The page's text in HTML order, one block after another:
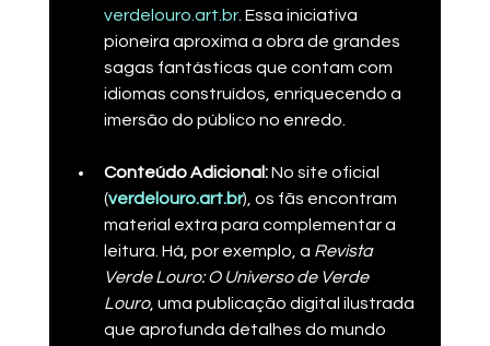
verdelouro.art.br. Essa iniciativa
pioneira aproxima a obra de grandes
sagas fantásticas que contam com
idiomas construídos, enriquecendo a
imersão do público no enredo.
Conteúdo Adicional: No site oficial
(verdelouro.art.br), os fãs encontram
material extra para complementar a
leitura. Há, por exemplo, a Revista
Verde Louro: O Universo de Verde
Louro, uma publicação digital ilustrada
que aprofunda detalhes do mundo